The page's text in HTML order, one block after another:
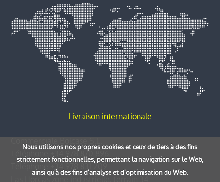
Livraison internationale
Commerciale Bolcase S.L.
+34 978 870 896
Téléphone
+34 978 831 209
Las Horcas zone industrielle, terrain 34
Nous utilisons nos propres cookies et ceux de tiers à des fins
strictement fonctionnelles, permettant la navigation sur le Web,
ainsi qu'à des fins d'analyse et d'optimisation du Web.